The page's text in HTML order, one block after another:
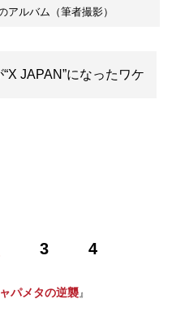
ルバム（筆者撮影）
“X JAPAN”になったワケ
3 4
』（晋遊舎）シリーズが累計
桑社新書）
パメタの逆襲』